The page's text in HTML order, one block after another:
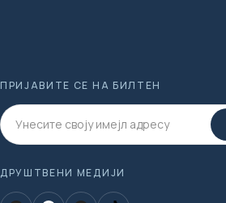
ПРИЈАВИТЕ СЕ НА БИЛТЕН
ДРУШТВЕНИ МЕДИЈИ